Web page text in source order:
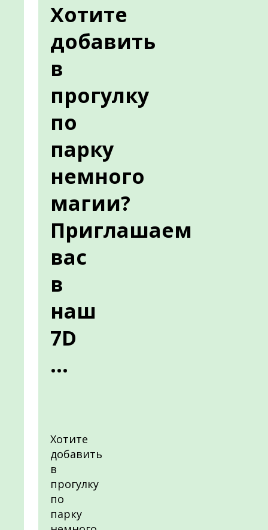
Хотите
добавить
в
прогулку
по
парку
немного
магии?
Приглашаем
вас
в
наш
7D
...
Хотите
добавить
в
прогулку
по
парку